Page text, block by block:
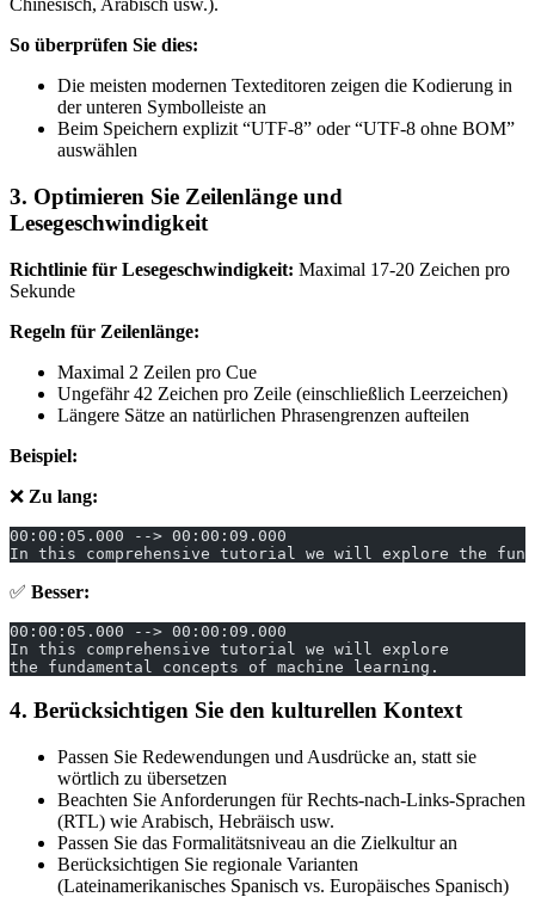
Chinesisch, Arabisch usw.).
So überprüfen Sie dies:
Die meisten modernen Texteditoren zeigen die Kodierung in
der unteren Symbolleiste an
Beim Speichern explizit “UTF-8” oder “UTF-8 ohne BOM”
auswählen
3. Optimieren Sie Zeilenlänge und
Lesegeschwindigkeit
Richtlinie für Lesegeschwindigkeit: Maximal 17-20 Zeichen pro
Sekunde
Regeln für Zeilenlänge:
Maximal 2 Zeilen pro Cue
Ungefähr 42 Zeichen pro Zeile (einschließlich Leerzeichen)
Längere Sätze an natürlichen Phrasengrenzen aufteilen
Beispiel:
❌ Zu lang:
00:00:05.000 --> 00:00:09.000
In this comprehensive tutorial we will explore the
✅ Besser:
00:00:05.000 --> 00:00:09.000
In this comprehensive tutorial we will explore
the fundamental concepts of machine learning.
4. Berücksichtigen Sie den kulturellen Kontext
Passen Sie Redewendungen und Ausdrücke an, statt sie
wörtlich zu übersetzen
Beachten Sie Anforderungen für Rechts-nach-Links-Sprachen
(RTL) wie Arabisch, Hebräisch usw.
Passen Sie das Formalitätsniveau an die Zielkultur an
Berücksichtigen Sie regionale Varianten
(Lateinamerikanisches Spanisch vs. Europäisches Spanisch)